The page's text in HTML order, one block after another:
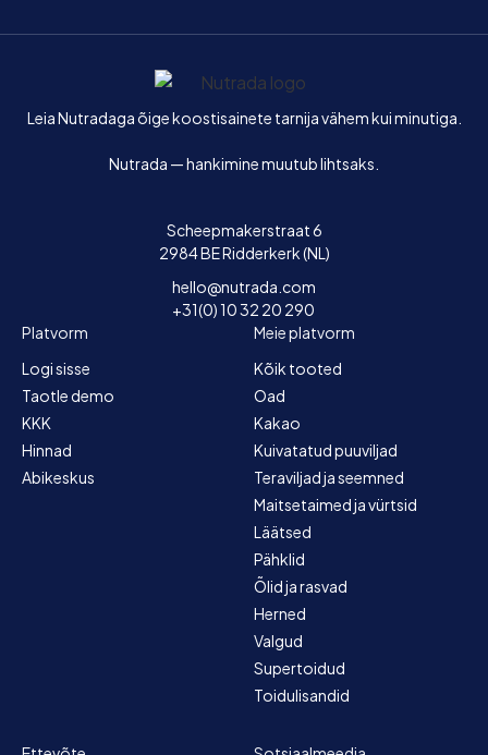
Avaleht
Leia Nutradaga õige koostisainete tarnija vähem kui minutiga.
Nutrada — hankimine muutub lihtsaks.
Scheepmakerstraat 6
2984 BE Ridderkerk (NL)
hello@nutrada.com
+31(0) 10 32 20 290
Platvorm
Logi sisse
Taotle demo
KKK
Hinnad
Abikeskus
Meie platvorm
Kõik tooted
Oad
Kakao
Kuivatatud puuviljad
Teraviljad ja seemned
Maitsetaimed ja vürtsid
Läätsed
Pähklid
Õlid ja rasvad
Herned
Valgud
Supertoidud
Toidulisandid